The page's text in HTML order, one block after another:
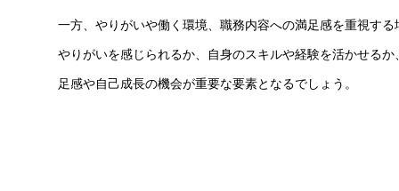
一方、やりがいや働く環境、職務内容への満足感を重視す
やりがいを感じられるか、自身のスキルや経験を活かせる
足感や自己成長の機会が重要な要素となるでしょう。